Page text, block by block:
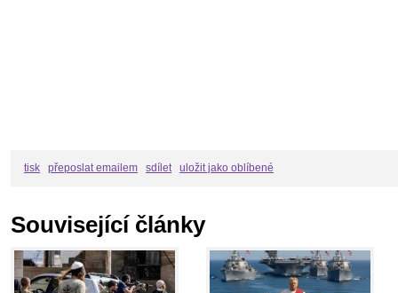
tisk přeposlat emailem sdílet uložit jako oblíbené
Související články